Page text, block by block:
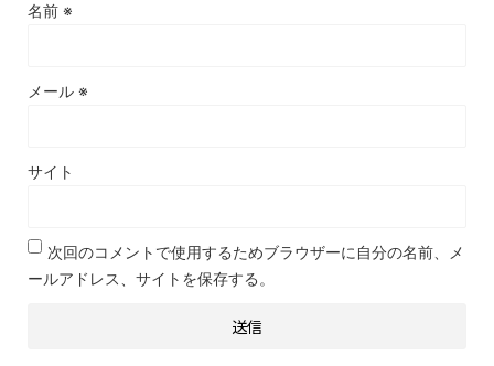
名前 ※
メール ※
サイト
次回のコメントで使用するためブラウザーに自分の名前、メ
ールアドレス、サイトを保存する。